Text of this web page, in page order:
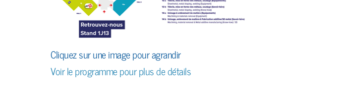
Cliquez sur une image pour agrandir
Voir le programme pour plus de détails